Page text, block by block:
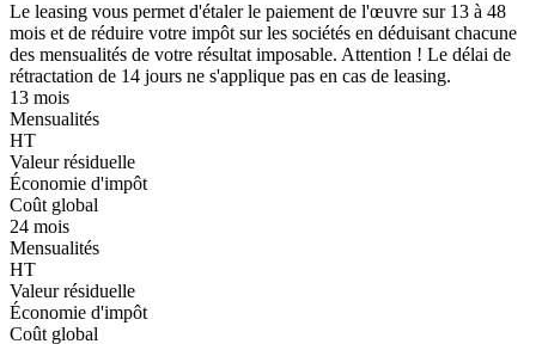
Le leasing vous permet d'étaler le paiement de l'œuvre sur 13 à 48
mois et de réduire votre impôt sur les sociétés en déduisant chacune
des mensualités de votre résultat imposable. Attention ! Le délai de
rétractation de 14 jours ne s'applique pas en cas de leasing.
13 mois
Mensualités
HT
Valeur résiduelle
Économie d'impôt
Coût global
24 mois
Mensualités
HT
Valeur résiduelle
Économie d'impôt
Coût global